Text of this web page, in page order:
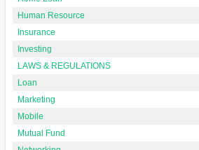
Human Resource
Insurance
Investing
LAWS & REGULATIONS
Loan
Marketing
Mobile
Mutual Fund